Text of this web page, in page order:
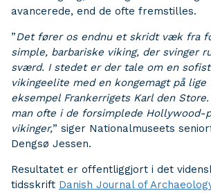
avancerede, end de ofte fremstilles.
”Det fører os endnu et skridt væk fra
simple, barbariske viking, der svinger
sværd. I stedet er der tale om en
vikingeelite med en kongemagt på
eksempel Frankerrigets Karl den
man ofte i de forsimplede
vikinger,” siger Nationalmuseets
Dengsø Jessen.
Resultatet er offentliggjort i det
tidsskrift Danish Journal of